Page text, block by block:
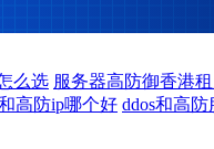
么选 服务器高防御香港
高防ip哪个好 ddos和高